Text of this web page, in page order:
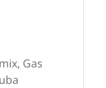
Gas